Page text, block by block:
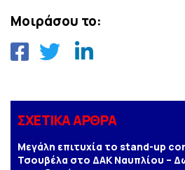
Μοιράσου το:
ΣΧΕΤΙΚΑ ΑΡΘΡΑ
Μεγάλη επιτυχία το stand-up
Τσουβέλα στο ΔΑΚ Ναυπλίου –